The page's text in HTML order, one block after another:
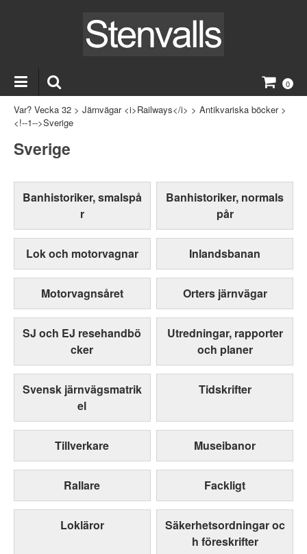
0
Var? Vecka 32 > Järnvägar <i>Railways</i> > Antikvariska böcker>
<!--1-->Sverige
Sverige
Banhistoriker, smalspå
r
Banhistoriker, normals
pår
Lok och motorvagnar Inlandsbanan
Motorvagnsåret Orters järnvägar
SJ och EJ resehandbö
cker
Utredningar, rapporter
och planer
Svensk järnvägsmatrik
el
Tidskrifter
Tillverkare Museibanor
Rallare Fackligt
Lokläror
Säkerhetsordningar oc
h föreskrifter